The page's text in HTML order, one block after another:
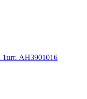
1шт. АН3901016